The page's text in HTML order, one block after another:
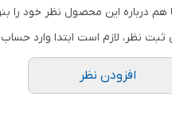
هم درباره این محصول نظر خود را
ثبت نظر، لازم است ابتدا وارد
افزودن نظر